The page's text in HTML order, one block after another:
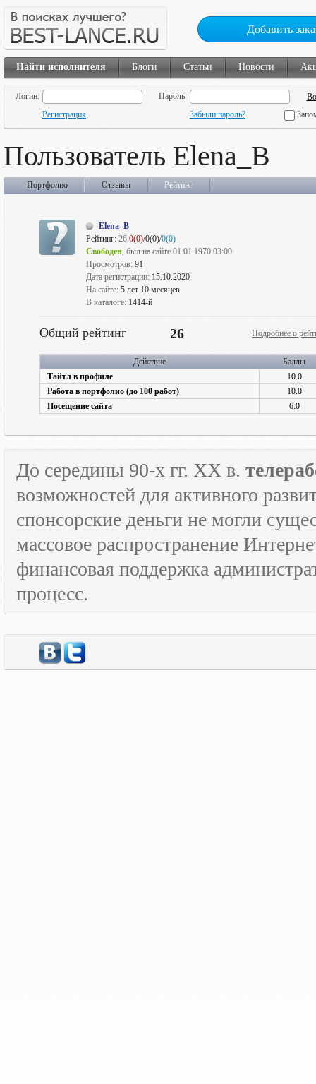
Добавить
Найти исполнителя Блоги Статьи Новости
Логин:
Пароль:
Регистрация
Забыли пароль?
Пользователь Elena_B
Портфолио Отзывы Рейтинг
Elena_B
Рейтинг: 26 0(0)/0(0)/0(0)
Свободен, был на сайте 01.01.1970 03:00
Просмотров: 91
Дата регистрации: 15.10.2020
На сайте: 5 лет 10 месяцев
В каталоге: 1414-й
Общий рейтинг 26 Подробнее о
Действие
Баллы
Тайтл в профиле
10.0
Работа в портфолио (до 100 работ)
10.0
Посещение сайта
6.0
До середины 90-х гг. XX в.
возможностей для активного
спонсорские деньги не могли
массовое распространение
финансовая поддержка
процесс.